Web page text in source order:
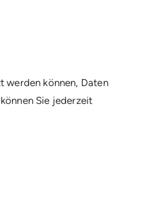
werden können, Daten
Sie jederzeit